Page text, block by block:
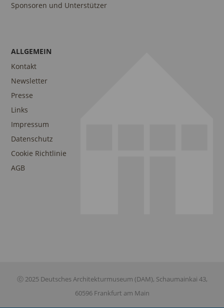
Sponsoren und Unterstützer
ALLGEMEIN
Kontakt
Newsletter
Presse
Links
Impressum
Datenschutz
Cookie Richtlinie
AGB
ⓒ 2025 Deutsches Architekturmuseum (DAM), Schaumainkai 43,
60596 Frankfurt am Main